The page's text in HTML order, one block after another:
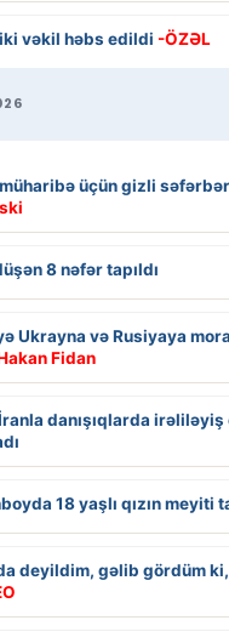
vəkil həbs edildi -ÖZƏL
üçün gizli
8 nəfər tapıldı
Ukrayna və Rusiyaya
Fidan
danışıqlarda
18 yaşlı qızın meyiti
deyildim, gəlib gördüm